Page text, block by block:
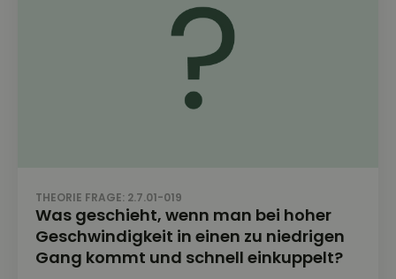
THEORIE FRAGE: 2.7.01-019
Was geschieht, wenn man bei hoher
Geschwindigkeit in einen zu niedrigen
Gang kommt und schnell einkuppelt?